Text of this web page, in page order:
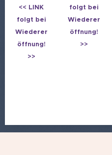
<< LINK
folgt bei
Wiederer
öffnung!
>>
folgt bei
Wiederer
öffnung!
>>